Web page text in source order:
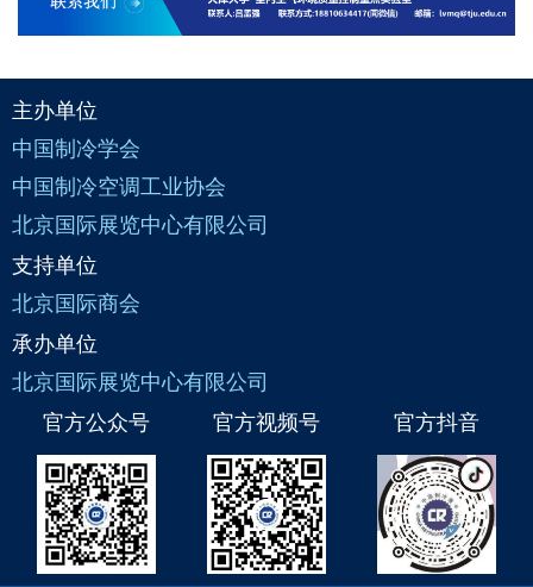
主办单位
中国制冷学会
中国制冷空调工业协会
北京国际展览中心有限公司
支持单位
北京国际商会
承办单位
北京国际展览中心有限公司
官方公众号
官方视频号 官方抖音